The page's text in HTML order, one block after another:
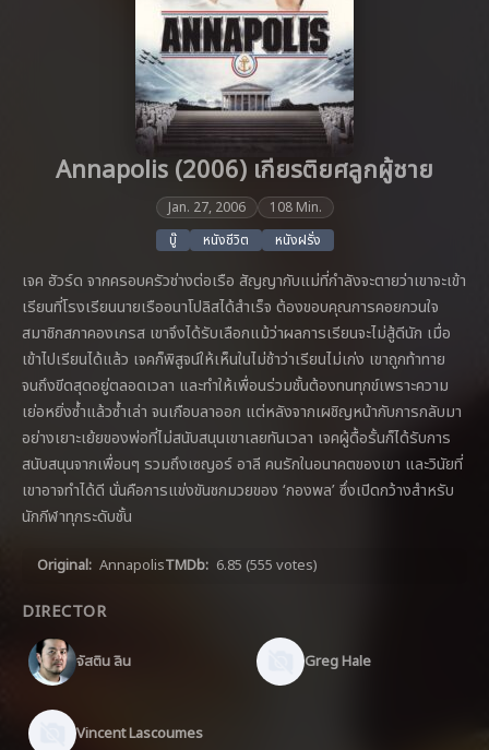
Annapolis (2006) เกียรติยศลูกผู้ชาย
Jan. 27, 2006
108 Min.
บู๊
หนังชีวิต หนังฝรั่ง
เจค ฮัวร์ด จากครอบครัวช่างต่อเรือ สัญญากับแม่ที่กำลังจะตายว่าเขาจะเข้า
เรียนที่โรงเรียนนายเรืออนาโปลิสได้สำเร็จ ต้องขอบคุณการคอยกวนใจ
สมาชิกสภาคองเกรส เขาจึงได้รับเลือกแม้ว่าผลการเรียนจะไม่สู้ดีนัก เมื่อ
เข้าไปเรียนได้แล้ว เจคก็พิสูจน์ให้เห็นในไม่ช้าว่าเรียนไม่เก่ง เขาถูกท้าทาย
จนถึงขีดสุดอยู่ตลอดเวลา และทำให้เพื่อนร่วมชั้นต้องทนทุกข์เพราะความ
เย่อหยิ่งซ้ำแล้วซ้ำเล่า จนเกือบลาออก แต่หลังจากเผชิญหน้ากับการกลับมา
อย่างเยาะเย้ยของพ่อที่ไม่สนับสนุนเขาเลยทันเวลา เจคผู้ดื้อรั้นก็ได้รับการ
สนับสนุนจากเพื่อนๆ รวมถึงเซญอร์ อาลี คนรักในอนาคตของเขา และวินัยที่
เขาอาจทำได้ดี นั่นคือการแข่งขันชกมวยของ ‘กองพล’ ซึ่งเปิดกว้างสำหรับ
นักกีฬาทุกระดับชั้น
Original: AnnapolisTMDb: 6.85 (555 votes)
DIRECTOR
จัสติน ลิน Greg Hale
Vincent Lascoumes